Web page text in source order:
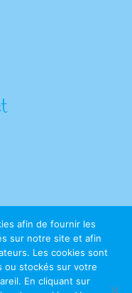
afin de fournir les
sur notre site et afin
Les cookies sont
ou stockés sur votre
En cliquant sur